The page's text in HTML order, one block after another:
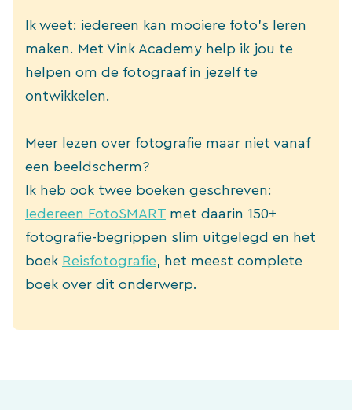
Ik weet: iedereen kan mooiere foto’s leren
maken. Met Vink Academy help ik jou te
helpen om de fotograaf in jezelf te
ontwikkelen.
Meer lezen over fotografie maar niet vanaf
een beeldscherm?
Ik heb ook twee boeken geschreven:
Iedereen FotoSMART met daarin 150+
fotografie-begrippen slim uitgelegd en het
boek Reisfotografie , het meest complete
boek over dit onderwerp.